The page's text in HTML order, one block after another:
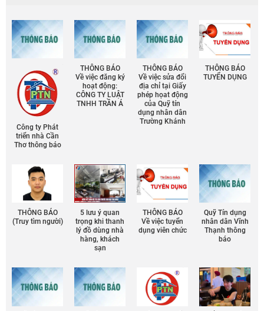
Công ty Phát
triển nhà Cần
Thơ thông báo
THÔNG BÁO
Về việc đăng ký
hoạt động:
CÔNG TY LUẬT
TNHH TRẦN Á
THÔNG BÁO
Về việc sửa đổi
địa chỉ tại Giấy
phép họat động
của Quỹ tín
dụng nhân dân
Trường Khánh
THÔNG BÁO
TUYỂN DỤNG
THÔNG BÁO
(Truy tìm người)
5 lưu ý quan
trọng khi thanh
lý đồ dùng nhà
hàng, khách
sạn
THÔNG BÁO
Về việc tuyển
dụng viên chức
Quỹ Tín dụng
nhân dân Vĩnh
Thạnh thông
báo